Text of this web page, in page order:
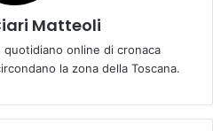
Matteoli
quotidiano online di cronaca
la zona della Toscana.